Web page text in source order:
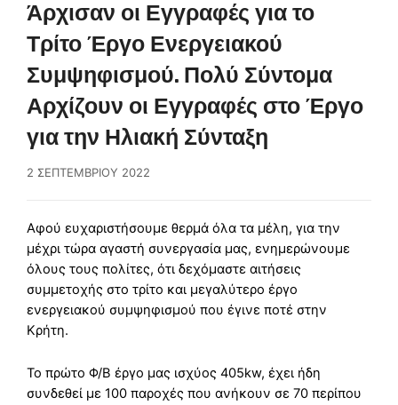
Άρχισαν οι Εγγραφές για το
Τρίτο Έργο Ενεργειακού
Συμψηφισμού. Πολύ Σύντομα
Αρχίζουν οι Εγγραφές στο Έργο
για την Ηλιακή Σύνταξη
2 ΣΕΠΤΕΜΒΡΊΟΥ 2022
Αφού ευχαριστήσουμε θερμά όλα τα μέλη, για την
μέχρι τώρα αγαστή συνεργασία μας, ενημερώνουμε
όλους τους πολίτες, ότι δεχόμαστε αιτήσεις
συμμετοχής στο τρίτο και μεγαλύτερο έργο
ενεργειακού συμψηφισμού που έγινε ποτέ στην
Κρήτη.
Το πρώτο Φ/Β έργο μας ισχύος 405kw, έχει ήδη
συνδεθεί με 100 παροχές που ανήκουν σε 70 περίπου